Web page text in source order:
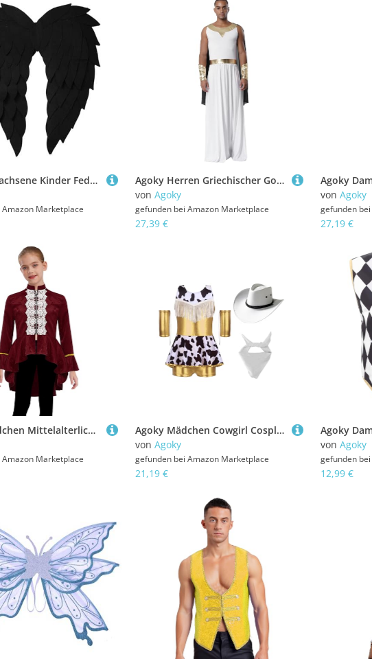
Agoky Erwachsene Kinder Feder-Engelsflügel Feenflügel Verkleidungskostüme für Halloween-Party Schwarz 60x45CM Einheitsgröße
Amazon Marketplace
Agoky Herren Griechischer Gott Zeus Cosplay Kostüm Römer Toga Kleid mit Metallic Armbändern Gürtel Chiffon Umschlagtücher Fasching Weihnachten Outfits Schwarz XXL
von Agoky
gefunden bei Amazon Marketplace
27,39 €
von Agoky
gefunden bei
27,19 €
Agoky Mädchen Mittelalterlich Renaissance Kostüm Langarm Gehrock Stehkragen Anzugjacke Lace Saum Blazer Viktorianische Piratin Gothic Steampunk Uniformen Ziegelrot 98-104
Amazon Marketplace
Agoky Mädchen Cowgirl Cosplay Kostüm Ärmellos Turnanzug Metallic Gymnastikanzug Leotard mit Bein Tutu Kuh Flecken Rock + Cowboyhut und Halstuch Armstulpen Glod 122-128
von Agoky
gefunden bei Amazon Marketplace
21,19 €
von Agoky
gefunden bei
12,99 €